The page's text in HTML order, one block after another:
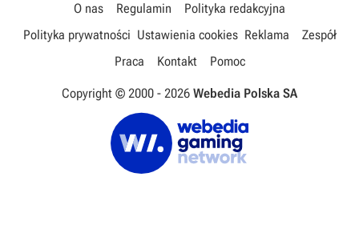
O nas Regulamin
Polityka redakcyjna
Polityka prywatności Ustawienia cookies Reklama
Zespół
Praca
Kontakt Pomoc
Copyright © 2000 - 2026 Webedia Polska SA